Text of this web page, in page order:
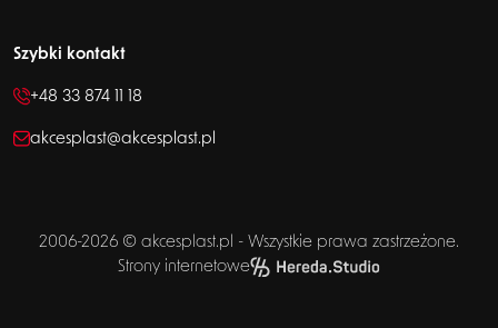
Szybki kontakt
+48 33 874 11 18
akcesplast@akcesplast.pl
2006-2026 © akcesplast.pl - Wszystkie prawa zastrzeżone.
Strony internetowe